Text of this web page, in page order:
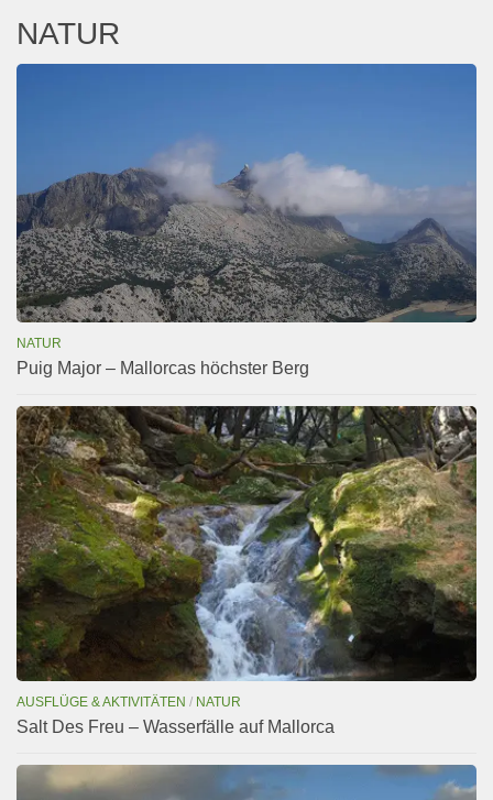
NATUR
NATUR
Puig Major – Mallorcas höchster Berg
AUSFLÜGE & AKTIVITÄTEN / NATUR
Salt Des Freu – Wasserfälle auf Mallorca